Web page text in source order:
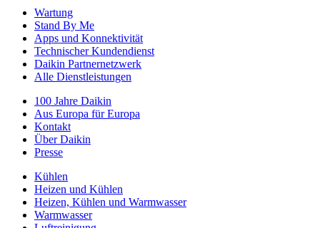
Wartung
Stand By Me
Apps und Konnektivität
Technischer Kundendienst
Daikin Partnernetzwerk
Alle Dienstleistungen
100 Jahre Daikin
Aus Europa für Europa
Kontakt
Über Daikin
Presse
Kühlen
Heizen und Kühlen
Heizen, Kühlen und Warmwasser
Warmwasser